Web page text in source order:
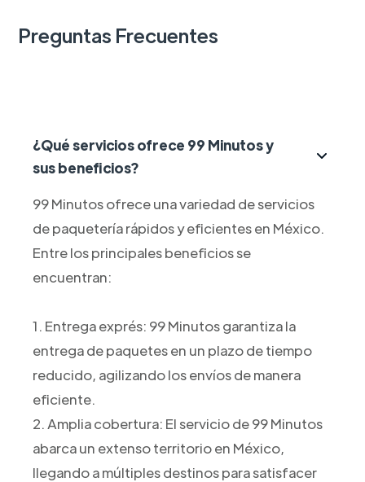
Preguntas Frecuentes
¿Qué servicios ofrece 99 Minutos y
sus beneficios?
99 Minutos ofrece una variedad de servicios
de paquetería rápidos y eficientes en México.
Entre los principales beneficios se
encuentran:
1. Entrega exprés: 99 Minutos garantiza la
entrega de paquetes en un plazo de tiempo
reducido, agilizando los envíos de manera
eficiente.
2. Amplia cobertura: El servicio de 99 Minutos
abarca un extenso territorio en México,
llegando a múltiples destinos para satisfacer